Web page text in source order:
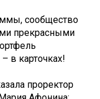
сообщество
прекрасными
в карточках!
проректор